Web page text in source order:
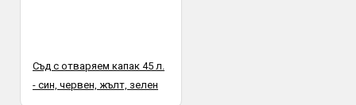
Съд с отваряем капак 45 л.
- син, червен, жълт, зелен